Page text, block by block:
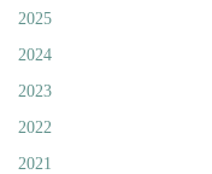
2025
2024
2023
2022
2021